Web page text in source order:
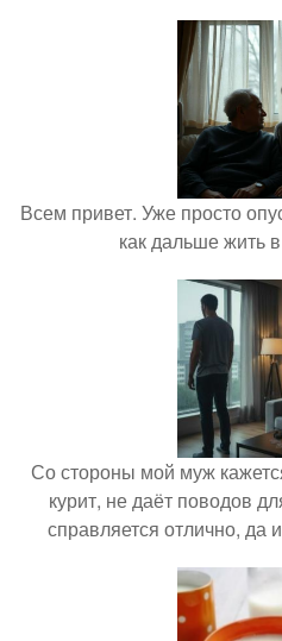
Всем привет. Уже просто
как дальше жить
Со стороны мой муж
курит, не даёт поводов
справляется отлично, да